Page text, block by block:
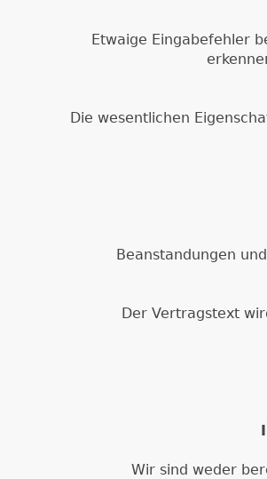
Etwaige Eingabefehler
Die wesentlichen
Beanstandungen
Der Vertragstext
Wir sind weder